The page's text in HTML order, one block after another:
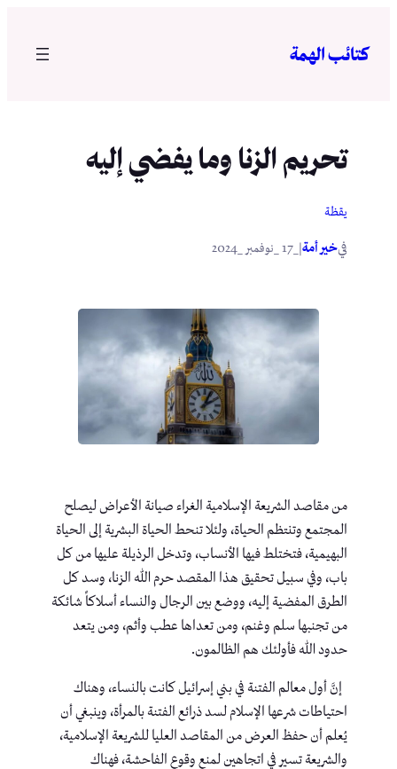
المحتوى
كتائب الهمة
تحريم الزنا وما يفضي إليه
يقظة
فيخير أمة
من مقاصد الشريعة الإسلامية الغراء صيانة الأعراض ليصلح
المجتمع وتنتظم الحياة، ولئلا تنحط الحياة البشرية إلى الحياة
البهيمية، فتختلط فيها الأنساب، وتدخل الرذيلة عليها من كل
باب، وفي سبيل تحقيق هذا المقصد حرم الله الزنا، وسد كل
الطرق المفضية إليه، ووضع بين الرجال والنساء أسلاكاً شائكة
من تجنبها سلم وغنم، ومن تعداها عطب وأثم، ومن يتعد
حدود الله فأولئك هم الظالمون.
إنَّ أول معالم الفتنة في بني إسرائيل كانت بالنساء، وهناك
احتياطات شرعها الإسلام لسد ذرائع الفتنة بالمرأة، وينبغي أن
يُعلم أن حفظ العرض من المقاصد العليا للشريعة الإسلامية،
والشريعة تسير في اتجاهين لمنع وقوع الفاحشة، فهناك